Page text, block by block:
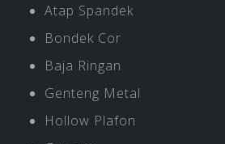
Atap Spandek
Bondek Cor
Baja Ringan
Genteng Metal
Hollow Plafon